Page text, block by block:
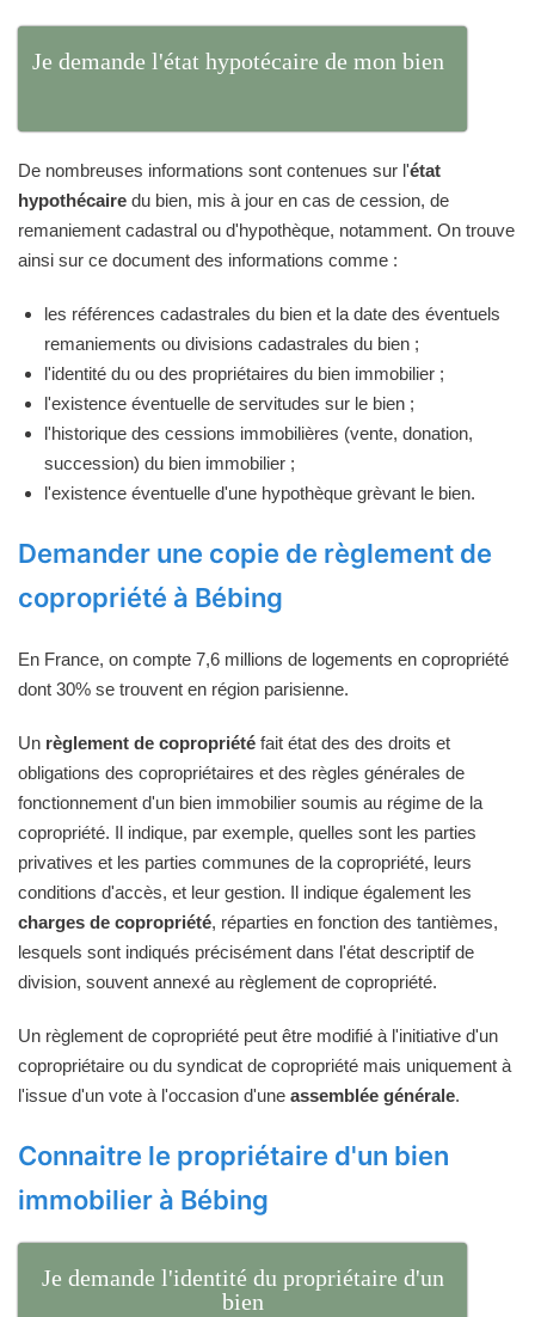
Je demande l'état hypotécaire de mon bien
De nombreuses informations sont contenues sur l'état
hypothécaire du bien, mis à jour en cas de cession, de
remaniement cadastral ou d'hypothèque, notamment. On trouve
ainsi sur ce document des informations comme :
les références cadastrales du bien et la date des éventuels
remaniements ou divisions cadastrales du bien ;
l'identité du ou des propriétaires du bien immobilier ;
l'existence éventuelle de servitudes sur le bien ;
l'historique des cessions immobilières (vente, donation,
succession) du bien immobilier ;
l'existence éventuelle d'une hypothèque grèvant le bien.
Demander une copie de règlement de
copropriété à Bébing
En France, on compte 7,6 millions de logements en copropriété
dont 30% se trouvent en région parisienne.
Un règlement de copropriété fait état des des droits et
obligations des copropriétaires et des règles générales de
fonctionnement d'un bien immobilier soumis au régime de la
copropriété. Il indique, par exemple, quelles sont les parties
privatives et les parties communes de la copropriété, leurs
conditions d'accès, et leur gestion. Il indique également les
charges de copropriété, réparties en fonction des tantièmes,
lesquels sont indiqués précisément dans l'état descriptif de
division, souvent annexé au règlement de copropriété.
Un règlement de copropriété peut être modifié à l'initiative d'un
copropriétaire ou du syndicat de copropriété mais uniquement à
l'issue d'un vote à l'occasion d'une assemblée générale.
Connaitre le propriétaire d'un bien
immobilier à Bébing
Je demande l'identité du propriétaire d'un
bien